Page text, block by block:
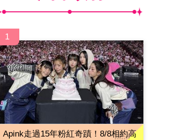
1
Apink走過15年粉紅奇蹟！8/8相約高